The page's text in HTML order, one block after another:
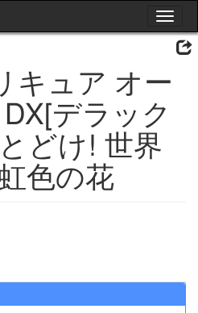
Toggle
キュア オー
デラック
どけ! 世界
色の花